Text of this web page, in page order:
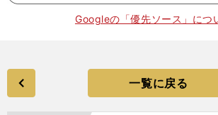
Googleの「優先ソース」につ
一覧に戻る